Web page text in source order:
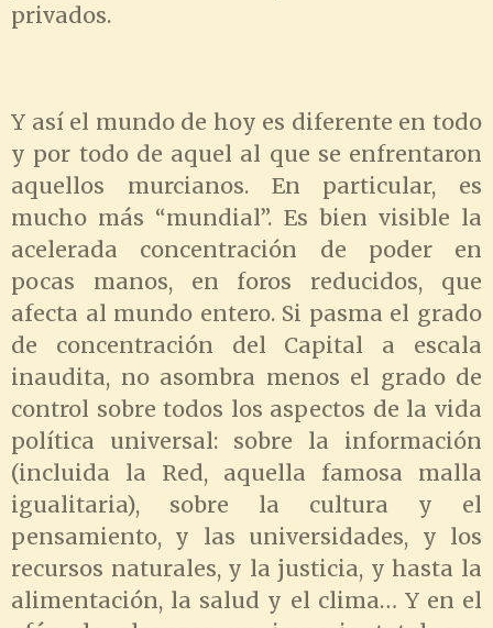
privados.
Y así el mundo de hoy es diferente en todo
y por todo de aquel al que se enfrentaron
aquellos murcianos. En particular, es
mucho más “mundial”. Es bien visible la
acelerada concentración de poder en
pocas manos, en foros reducidos, que
afecta al mundo entero. Si pasma el grado
de concentración del Capital a escala
inaudita, no asombra menos el grado de
control sobre todos los aspectos de la vida
política universal: sobre la información
(incluida la Red, aquella famosa malla
igualitaria), sobre la cultura y el
pensamiento, y las universidades, y los
recursos naturales, y la justicia, y hasta la
alimentación, la salud y el clima… Y en el